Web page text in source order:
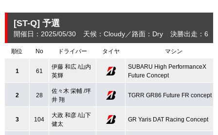
[ST-Q] 予選
開催日：2025/05/30 天候：Cloudy 路面：Dry 決勝出走：6
順位 No ドライバー タイヤ マシン
1 61
伊藤 和広 /山内
英輝
SUBARU High PerformanceX
Future Concept
2 28
佐々木 栄輔 /坪
井 翔
TGRR GR86 Future FR concept
3 104
大政 和彦 /山下
健太
GR Yaris DAT Racing Concept